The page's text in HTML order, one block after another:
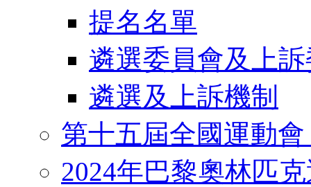
提名名單
遴選委員會及上
遴選及上訴機制
第十五屆全國運動
2024年巴黎奧林匹